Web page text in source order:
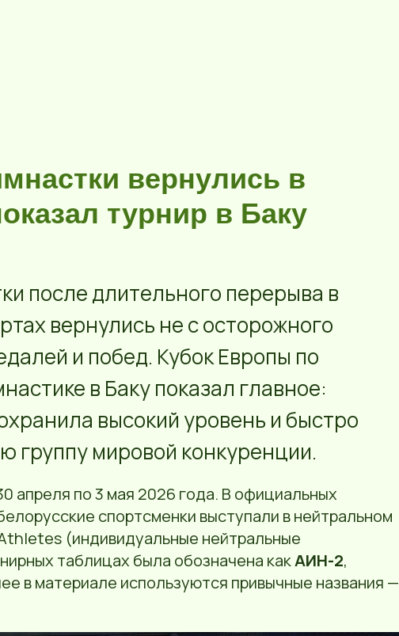
вернулись в
турнир в Баку
после длительного перерыва в
вернулись не с осторожного
и побед. Кубок Европы по
в Баку показал главное:
высокий уровень и быстро
группу мировой конкуренции.
апреля по 3 мая 2026 года. В официальных
спортсменки выступали в нейтральном
(индивидуальные нейтральные
таблицах была обозначена какАИН-2,
в материале используются привычные названия —